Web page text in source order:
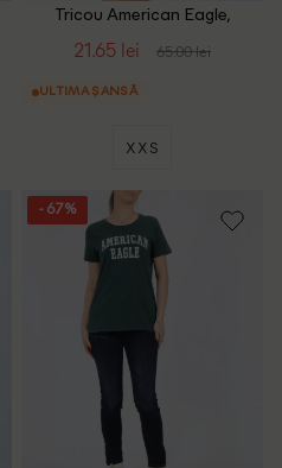
Tricou American Eagle,
21.65 lei 65.00 lei
ULTIMA ȘANSĂ
XXS
- 67%